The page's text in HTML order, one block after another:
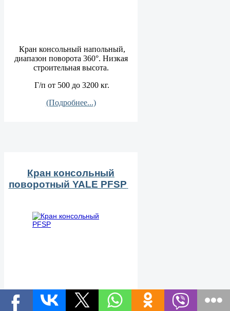
Кран консольный напольный,
диапазон поворота 360°. Низкая
строительная высота.
Г/п от 500 до 3200 кг.
(Подробнее...)
Кран консольный
поворотный YALE PFSP